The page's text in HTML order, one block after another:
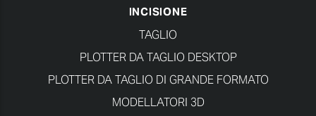
INCISIONE
TAGLIO
PLOTTER DA TAGLIO DESKTOP
PLOTTER DA TAGLIO DI GRANDE FORMATO
MODELLATORI 3D